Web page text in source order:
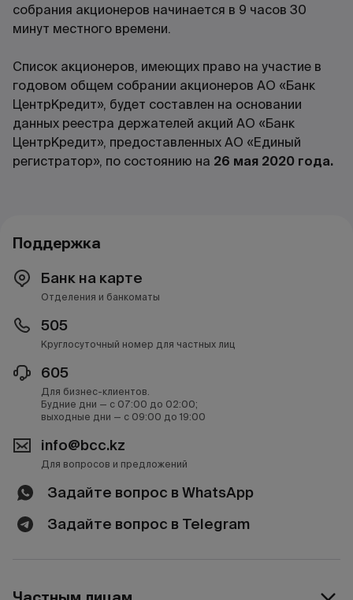
собрания акционеров начинается в 9 часов 30
минут местного времени.
Список акционеров, имеющих право на участие в
годовом общем собрании акционеров АО «Банк
ЦентрКредит», будет составлен на основании
данных реестра держателей акций АО «Банк
ЦентрКредит», предоставленных АО «Единый
регистратор», по состоянию на 26 мая 2020 года.
Поддержка
Банк на карте
Отделения и банкоматы
505
Круглосуточный номер для частных лиц
605
Для бизнес-клиентов.
Будние дни — с 07:00 до 02:00;
выходные дни — с 09:00 до 19:00
info@bcc.kz
Для вопросов и предложений
Задайте вопрос в WhatsApp
Задайте вопрос в Telegram